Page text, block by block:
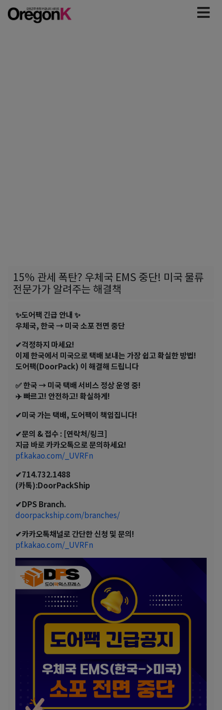
15% 관세 폭탄? 우체국 EMS 중단! 미국 물류
전문가가 알려주는 해결책
✨도어팩 긴급 안내 ✨
우체국, 한국 → 미국 소포 전면 중단
✔걱정하지 마세요!
이제 한국에서 미국으로 택배 보내는 가장 쉽고 확실한 방법!
도어팩(DoorPack) 이 해결해 드립니다
✅ 한국 → 미국 택배 서비스 정상 운영 중!
✈️ 빠르고! 안전하고! 확실하게!
✔미국 가는 택배, 도어팩이 책임집니다!
✔문의 & 접수 : [연락처/링크]
지금 바로 카카오톡으로 문의하세요!
pf.kakao.com/_UVRFn
✔714.732.1488
(카톡):DoorPackShip
✔DPS Branch.
doorpackship.com/branches/
✔카카오톡채널로 간단한 신청 및 문의!
pf.kakao.com/_UVRFn